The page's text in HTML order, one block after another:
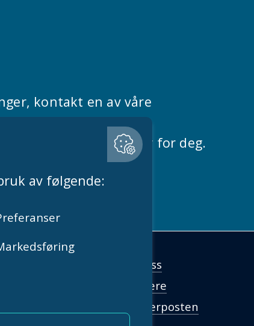
kontakt en av våre
på telefon. Vi er her for deg.
Om oss
Karriere
Fenderposten